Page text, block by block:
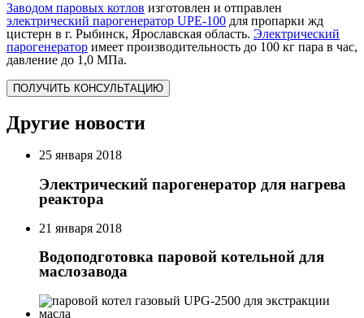
Заводом паровых котлов изготовлен и отправлен
электрический парогенератор UPE-100 для пропарки жд
цистерн в г. Рыбинск, Ярославская область. Электрический
парогенератор имеет производительность до 100 кг пара в час,
давление до 1,0 МПа.
ПОЛУЧИТЬ КОНСУЛЬТАЦИЮ
Другие новости
25 января 2018
Электрический парогенератор для нагрева
реактора
21 января 2018
Водоподготовка паровой котельной для
маслозавода